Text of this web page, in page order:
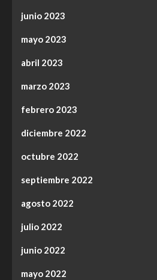
junio 2023
mayo 2023
abril 2023
marzo 2023
febrero 2023
diciembre 2022
octubre 2022
septiembre 2022
agosto 2022
julio 2022
junio 2022
mayo 2022